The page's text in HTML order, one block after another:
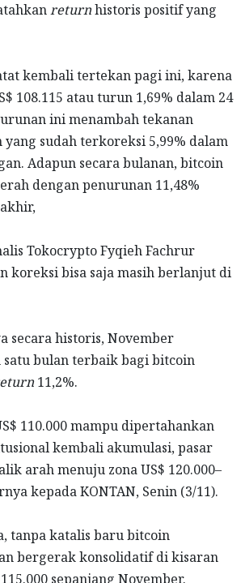
returnhistoris positif yang
kembali tertekan pagi ini, karena
108.115 atau turun 1,69% dalam 24
ini menambah tekanan
sudah terkoreksi 5,99% dalam
Adapun secara bulanan, bitcoin
dengan penurunan 11,48%
Tokocrypto Fyqieh Fachrur
koreksi bisa saja masih berlanjut di
secara historis, November
satu bulan terbaik bagi bitcoin
11,2%.
110.000 mampu dipertahankan
kembali akumulasi, pasar
arah menuju zona US$ 120.000–
kepada KONTAN, Senin (3/11).
tanpa katalis baru bitcoin
bergerak konsolidatif di kisaran
115.000 sepanjang November.